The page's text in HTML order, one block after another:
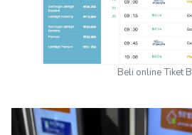
Beli online Tiket